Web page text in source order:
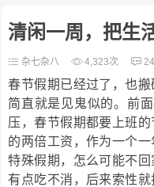
清闲一周，把生
杂七杂八 4,323次
春节假期已经过了，也搬
简直就是见鬼似的。前
压，春节假期都要上班
的两倍工资，作为一个
特殊假期，怎么可能不
有点吃不消，后来索性